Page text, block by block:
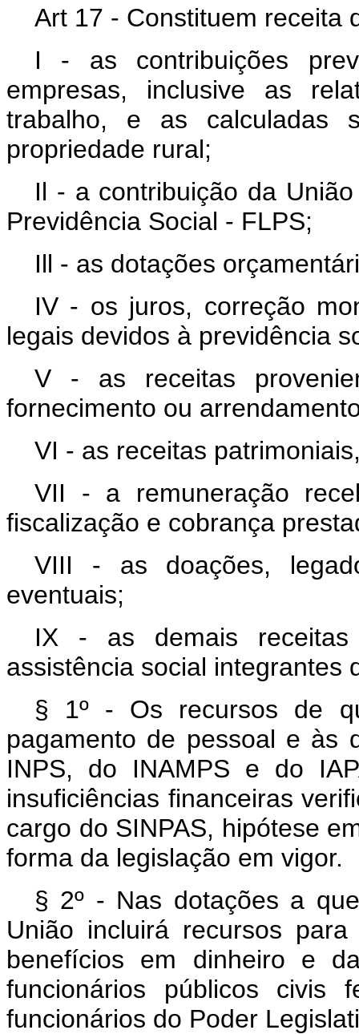
Art 17 - Constituem receita
I - as contribuições
empresas, inclusive as
trabalho, e as
propriedade rural;
Il - a contribuição da
Previdência Social - FLPS;
Ill - as dotações
IV - os juros, correção
legais devidos à previdência
V - as receitas
fornecimento ou
VI - as receitas
VII - a remuneração
fiscalização e cobrança
VIII - as doações,
eventuais;
IX - as demais
assistência social integrantes
§ 1º - Os recursos de
pagamento de pessoal e às
INPS, do INAMPS e do
insuficiências financeiras
cargo do SINPAS, hipótese
forma da legislação em vigor.
§ 2º - Nas dotações a
União incluirá recursos
benefícios em dinheiro e
funcionários públicos civis
funcionários do Poder